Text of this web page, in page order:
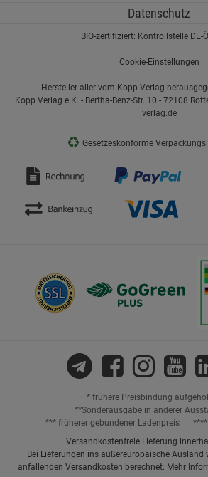
Datenschutz
BIO-zertifiziert: Kontrollstelle DE-
Cookie-Einstellungen
Hersteller aller vom Kopp Verlag
Kopp Verlag e.K. - Bertha-Benz-Str. 10 - 72108
verlag.de
♻ Gesetzeskonforme
* frühere Preisbindung
**Sonderausgabe in anderer
*** früherer gebundener Ladenpreis
Versandkostenfreie Lieferung
Bei Lieferungen ins außereuropäische
anfallenden Versandkosten berechnet. Mehr